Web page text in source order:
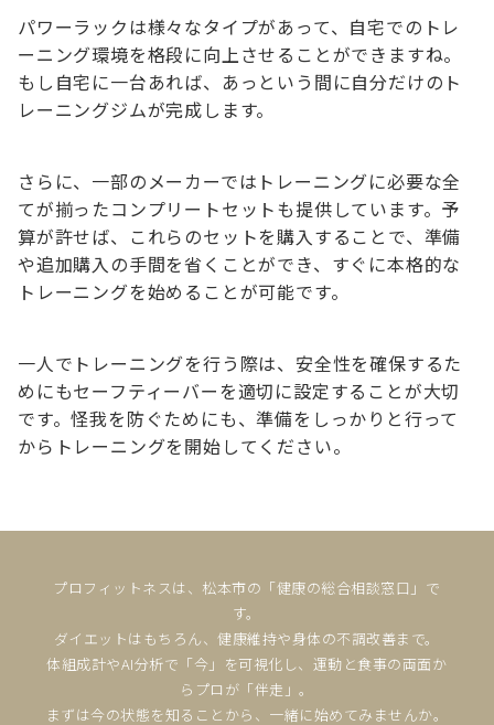
パワーラックは様々なタイプがあって、自宅でのトレ
ーニング環境を格段に向上させることができますね。
もし自宅に一台あれば、あっという間に自分だけのト
レーニングジムが完成します。
さらに、一部のメーカーではトレーニングに必要な全
てが揃ったコンプリートセットも提供しています。予
算が許せば、これらのセットを購入することで、準備
や追加購入の手間を省くことができ、すぐに本格的な
トレーニングを始めることが可能です。
一人でトレーニングを行う際は、安全性を確保するた
めにもセーフティーバーを適切に設定することが大切
です。怪我を防ぐためにも、準備をしっかりと行って
からトレーニングを開始してください。
プロフィットネスは、松本市の「健康の総合相談窓口」で
す。
ダイエットはもちろん、健康維持や身体の不調改善まで。
体組成計やAI分析で「今」を可視化し、運動と食事の両面か
らプロが「伴走」。
まずは今の状態を知ることから、一緒に始めてみませんか。